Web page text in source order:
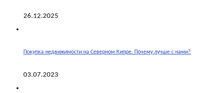
26.12.2025
Покупка недвижимости на Северном Кипре. Почему лучше с нами?
03.07.2023